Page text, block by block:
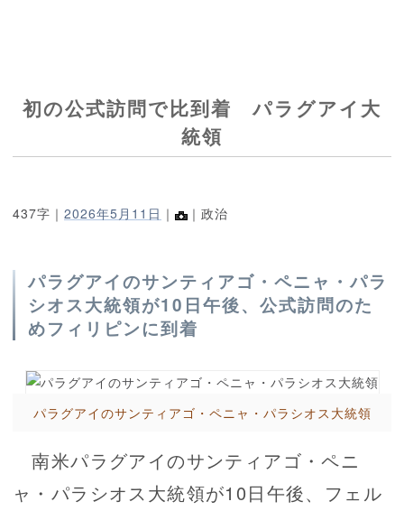
初の公式訪問で比到着 パラグアイ大
統領
437字｜ 2026年5月11日 ｜ ｜政治
パラグアイのサンティアゴ・ペニャ・パラ
シオス大統領が10日午後、公式訪問のた
めフィリピンに到着
パラグアイのサンティアゴ・ペニャ・パラシオス大統領
南米パラグアイのサンティアゴ・ペニ
ャ・パラシオス大統領が10日午後、フェル